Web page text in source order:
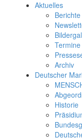
Aktuelles
Berichte
Termine
Archiv
Deutscher
Historie